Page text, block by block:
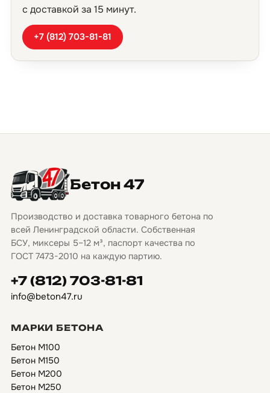
с доставкой за 15 минут.
+7 (812) 703-81-81
Бетон 47
Производство и доставка товарного бетона по
всей Ленинградской области. Собственная
БСУ, миксеры 5–12 м³, паспорт качества по
ГОСТ 7473-2010 на каждую партию.
+7 (812) 703-81-81
info@beton47.ru
МАРКИ БЕТОНА
Бетон М100
Бетон М150
Бетон М200
Бетон М250